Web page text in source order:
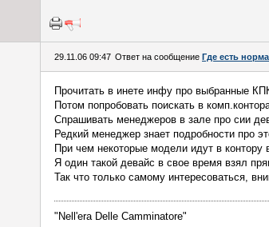
29.11.06 09:47 Ответ на сообщение Где есть
Прочитать в инете инфу про выбранные
Потом попробовать поискать в
Спрашивать менеджеров в зале про сии
Редкий менеджер знает подробности про
При чем некоторые модели идут в контору
Я один такой девайс в свое время взял
Так что только самому интересоваться,
"Nell'era Delle Сamminatore"